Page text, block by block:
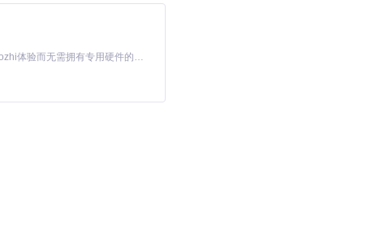
范式的变革者。它通过架构创新打破了质量与效率的平衡魔咒，使电影级
，随着硬件效率提升和算法优化，我们或将见证AI视频生成从工具进化
基于Python的Xiaozhi AI，适用于想要完整Xiaozhi体验而无需拥有专用硬件的用户。